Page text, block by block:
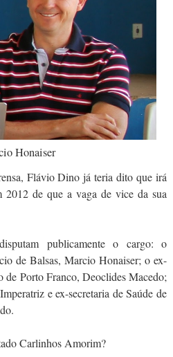
Honaiser
Flávio Dino já teria dito que irá
de que a vaga de vice da sua
publicamente o cargo: o
de Balsas, Marcio Honaiser; o ex-
de Porto Franco, Deoclides Macedo;
e ex-secretaria de Saúde de
Carlinhos Amorim?